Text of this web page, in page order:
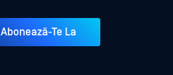
Abonează-Te La